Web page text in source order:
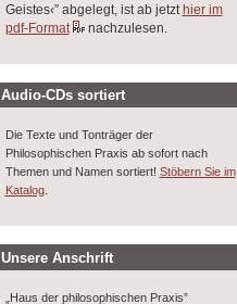
Geistes‹” abgelegt, ist ab jetzt hier im
pdf-Format
nachzulesen.
Audio-CDs sortiert
Die Texte und Tonträger der
Philosophischen Praxis ab sofort nach
Themen und Namen sortiert! Stöbern Sie im
Katalog.
Unsere Anschrift
„Haus der philosophischen Praxis”